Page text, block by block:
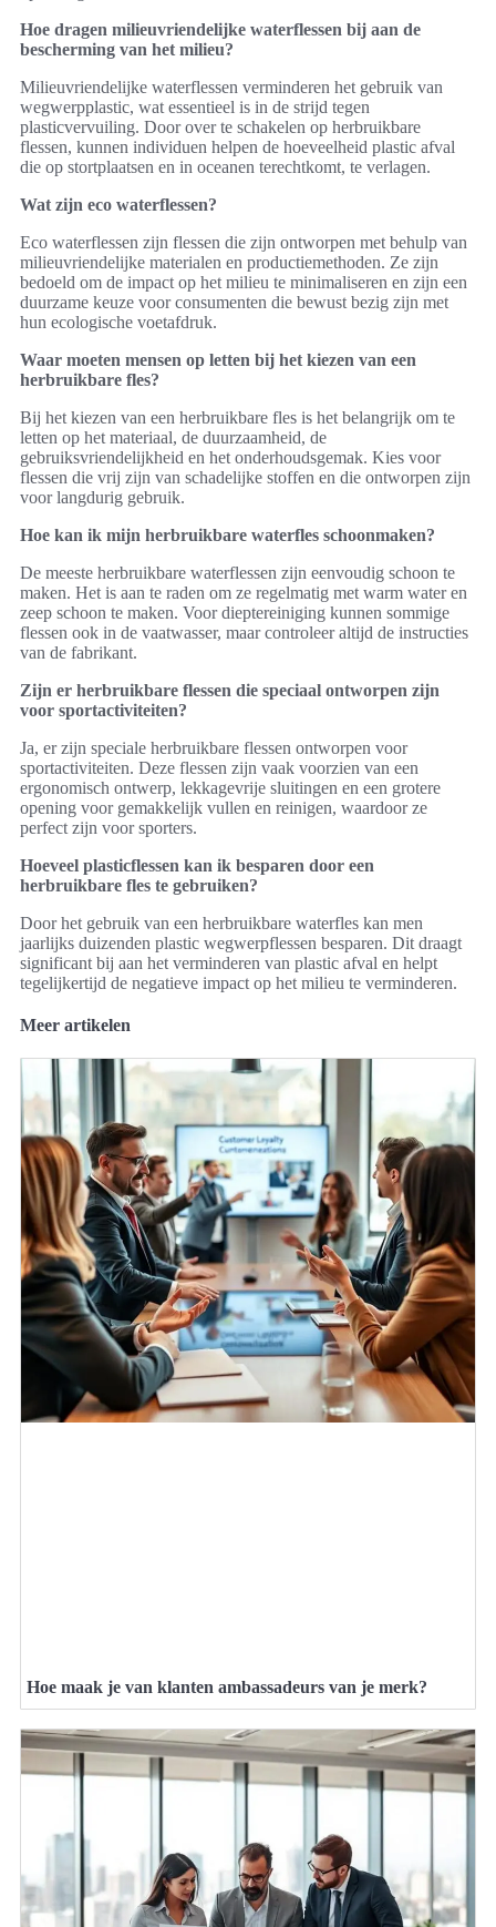
Hoe dragen milieuvriendelijke waterflessen bij aan de
bescherming van het milieu?
Milieuvriendelijke waterflessen verminderen het gebruik van
wegwerpplastic, wat essentieel is in de strijd tegen
plasticvervuiling. Door over te schakelen op herbruikbare
flessen, kunnen individuen helpen de hoeveelheid plastic afval
die op stortplaatsen en in oceanen terechtkomt, te verlagen.
Wat zijn eco waterflessen?
Eco waterflessen zijn flessen die zijn ontworpen met behulp van
milieuvriendelijke materialen en productiemethoden. Ze zijn
bedoeld om de impact op het milieu te minimaliseren en zijn een
duurzame keuze voor consumenten die bewust bezig zijn met
hun ecologische voetafdruk.
Waar moeten mensen op letten bij het kiezen van een
herbruikbare fles?
Bij het kiezen van een herbruikbare fles is het belangrijk om te
letten op het materiaal, de duurzaamheid, de
gebruiksvriendelijkheid en het onderhoudsgemak. Kies voor
flessen die vrij zijn van schadelijke stoffen en die ontworpen zijn
voor langdurig gebruik.
Hoe kan ik mijn herbruikbare waterfles schoonmaken?
De meeste herbruikbare waterflessen zijn eenvoudig schoon te
maken. Het is aan te raden om ze regelmatig met warm water en
zeep schoon te maken. Voor dieptereiniging kunnen sommige
flessen ook in de vaatwasser, maar controleer altijd de instructies
van de fabrikant.
Zijn er herbruikbare flessen die speciaal ontworpen zijn
voor sportactiviteiten?
Ja, er zijn speciale herbruikbare flessen ontworpen voor
sportactiviteiten. Deze flessen zijn vaak voorzien van een
ergonomisch ontwerp, lekkagevrije sluitingen en een grotere
opening voor gemakkelijk vullen en reinigen, waardoor ze
perfect zijn voor sporters.
Hoeveel plasticflessen kan ik besparen door een
herbruikbare fles te gebruiken?
Door het gebruik van een herbruikbare waterfles kan men
jaarlijks duizenden plastic wegwerpflessen besparen. Dit draagt
significant bij aan het verminderen van plastic afval en helpt
tegelijkertijd de negatieve impact op het milieu te verminderen.
Meer artikelen
Hoe maak je van klanten ambassadeurs van je merk?